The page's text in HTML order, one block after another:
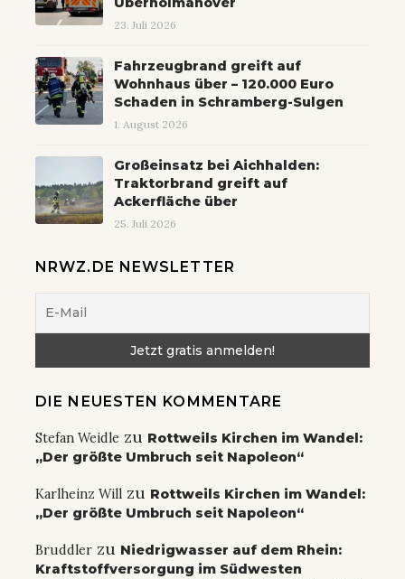
23. Juli 2026
Fahrzeugbrand greift auf
Wohnhaus über – 120.000 Euro
Schaden in Schramberg-Sulgen
1. August 2026
Großeinsatz bei Aichhalden:
Traktorbrand greift auf
Ackerfläche über
25. Juli 2026
NRWZ.DE NEWSLETTER
DIE NEUESTEN KOMMENTARE
Stefan Weidle zu Rottweils Kirchen im Wandel:
„Der größte Umbruch seit Napoleon“
Karlheinz Will zu Rottweils Kirchen im Wandel:
„Der größte Umbruch seit Napoleon“
Bruddler zu Niedrigwasser auf dem Rhein:
Kraftstoffversorgung im Südwesten